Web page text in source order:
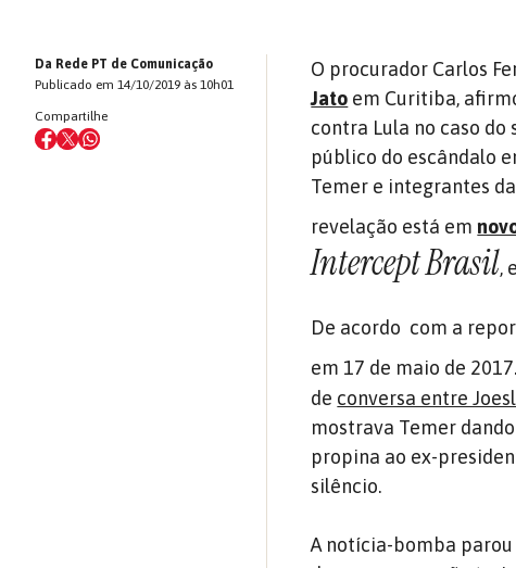
Da Rede PT de Comunicação
Publicado em 14/10/2019 às 10h01
Compartilhe
O procurador Carlos
Jato em Curitiba,
contra Lula no caso
público do escândalo
Temer e integrantes
revelação está em
Intercept Brasil,
De acordo com a
em 17 de maio de
de conversa entre
mostrava Temer
propina ao ex-
silêncio.
A notícia-bomba